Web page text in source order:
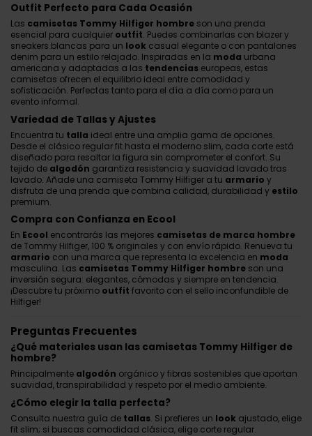
Outfit Perfecto para Cada Ocasión
Las camisetas Tommy Hilfiger hombre son una prenda
esencial para cualquier outfit. Puedes combinarlas con blazer y
sneakers blancas para un look casual elegante o con pantalones
denim para un estilo relajado. Inspiradas en la moda urbana
americana y adaptadas a las tendencias europeas, estas
camisetas ofrecen el equilibrio ideal entre comodidad y
sofisticación. Perfectas tanto para el día a día como para un
evento informal.
Variedad de Tallas y Ajustes
Encuentra tu talla ideal entre una amplia gama de opciones.
Desde el clásico regular fit hasta el moderno slim, cada corte está
diseñado para resaltar la figura sin comprometer el confort. Su
tejido de algodón garantiza resistencia y suavidad lavado tras
lavado. Añade una camiseta Tommy Hilfiger a tu armario y
disfruta de una prenda que combina calidad, durabilidad y estilo
premium.
Compra con Confianza en Ecool
En Ecool encontrarás las mejores camisetas de marca hombre
de Tommy Hilfiger, 100 % originales y con envío rápido. Renueva tu
armario con una marca que representa la excelencia en moda
masculina. Las camisetas Tommy Hilfiger hombre son una
inversión segura: elegantes, cómodas y siempre en tendencia.
¡Descubre tu próximo outfit favorito con el sello inconfundible de
Hilfiger!
Preguntas Frecuentes
¿Qué materiales usan las camisetas Tommy Hilfiger de
hombre?
Principalmente algodón orgánico y fibras sostenibles que aportan
suavidad, transpirabilidad y respeto por el medio ambiente.
¿Cómo elegir la talla perfecta?
Consulta nuestra guía de tallas. Si prefieres un look ajustado, elige
fit slim; si buscas comodidad clásica, elige corte regular.